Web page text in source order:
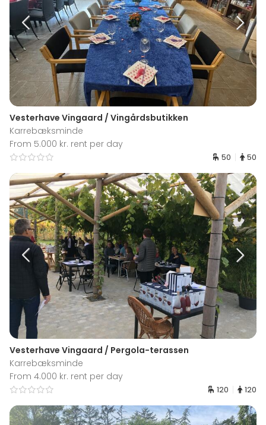
Vesterhave Vingaard / Vingårdsbutikken
Karrebæksminde
From 5.000 kr. rent per day
50 50
Vesterhave Vingaard / Pergola-terassen
Karrebæksminde
From 4.000 kr. rent per day
120 120